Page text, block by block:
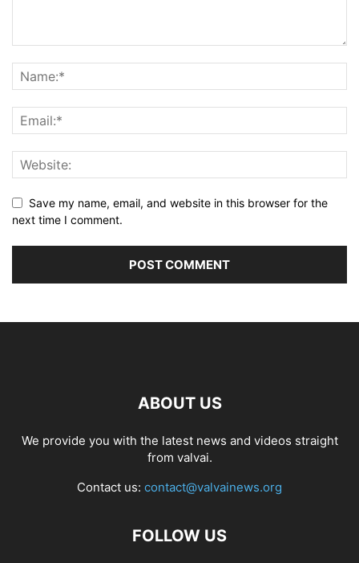
Save my name, email, and website in this browser for the
next time I comment.
ABOUT US
We provide you with the latest news and videos straight
from valvai.
Contact us: contact@valvainews.org
FOLLOW US